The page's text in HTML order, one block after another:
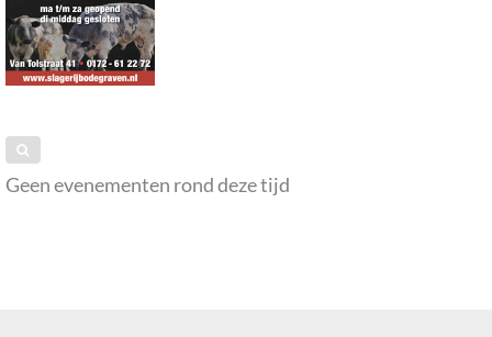
Geen evenementen rond deze tijd